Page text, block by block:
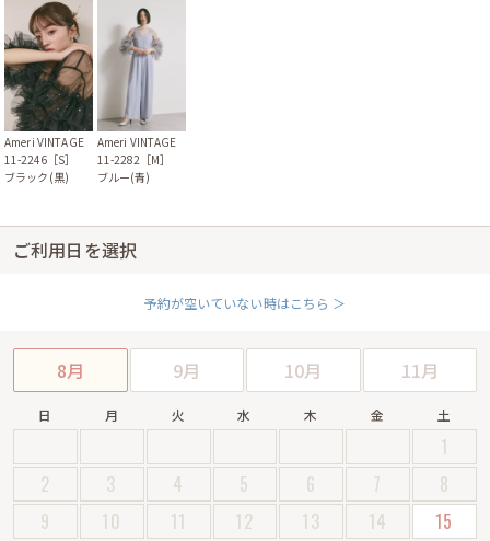
Ameri VINTAGE
11-2246［S］
ブラック(黒)
Ameri VINTAGE
11-2282［M］
ブルー(青)
ご利用日を選択
予約が空いていない時はこちら ＞
8月 9月 10月 11月
日 月 火 水 木 金 土
1
2
3 4 5 6 7
8
9
10 11 12 13 14
15